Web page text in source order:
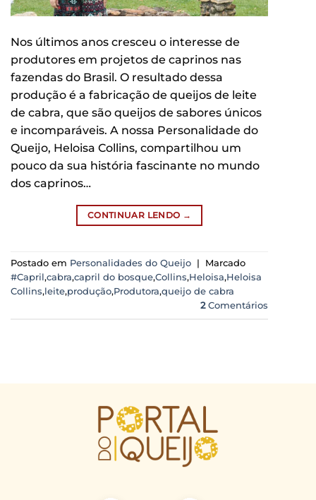
Nos últimos anos cresceu o interesse de
produtores em projetos de caprinos nas
fazendas do Brasil. O resultado dessa
produção é a fabricação de queijos de leite
de cabra, que são queijos de sabores únicos
e incomparáveis. A nossa Personalidade do
Queijo, Heloisa Collins, compartilhou um
pouco da sua história fascinante no mundo
dos caprinos…
CONTINUAR LENDO →
Postado em Personalidades do Queijo |
Marcado
#Capril,cabra,capril do bosque,Collins,Heloisa,Heloisa
Collins,leite,produção,Produtora,queijo de cabra
2Comentários